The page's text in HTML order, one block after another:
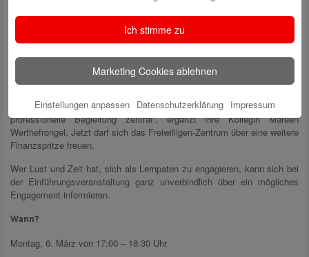
Der Schulleiter David Sonnleitner zieht ebenfalls ein positives Fazit
„Gerade nach Corona und Homeschooling ist derartige Unterstützung für
Finanzierung, die auch hier den Projektkoordinatorinnen sorgen macht.
„Auch wenn es manchmal den Anschein macht: Engagement gibt’s
Patenschaftsprojekten ist die Organisation im Hintergrund sowie
professionelle Begleitung zentral“, ergänzt ihre Kollegin Mareen
Werthefrongel. Jetzt darf sich das Freiwilligen-Zentrum über eine weitere
Finanzspritze freuen.
Wer Lust und Zeit hat, sich als Lernpaten zu engagieren, kann sich bei
der Einführungsveranstaltung ganz unverbindlich über ein mögliches
Engagement informieren.
Wann?
Montag, 6. März von 17:00 – 18:30 Uhr
Ich stimme zu
Marketing Cookies ablehnen
Einstellungen anpassen Datenschutzerklärung Impressum